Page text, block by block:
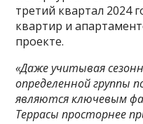
третий квартал 2024
квартир и
проекте.
«Даже учитывая
определенной группы
являются ключевым
Террасы просторнее